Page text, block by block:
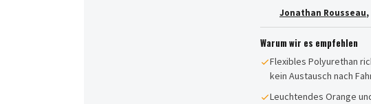
Jonathan Rousseau,
Warum wir es empfehlen
Flexibles Polyurethan
kein Austausch nach
Leuchtendes Orange